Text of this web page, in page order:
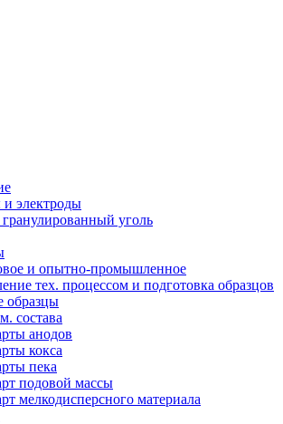
электроды
уголь
и опытно-промышленное
тех. процессом и подготовка образцов
образцы
состава
анодов
кокса
пека
подовой массы
мелкодисперсного материала